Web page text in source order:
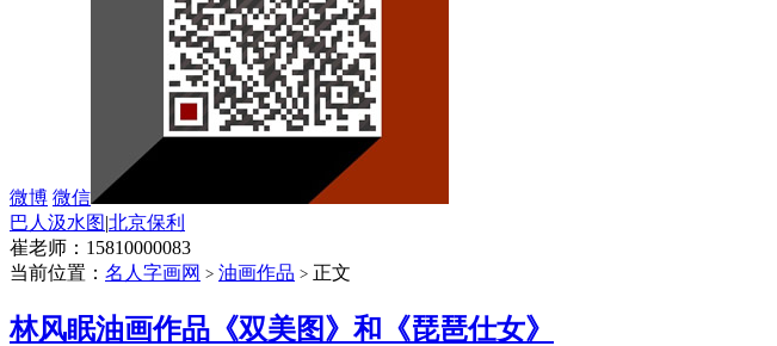
微博 微信
巴人汲水图|北京保利
崔老师：15810000083
当前位置： 名人字画网 > 油画作品 > 正文
林风眠油画作品《双美图》和《琵琶仕女》